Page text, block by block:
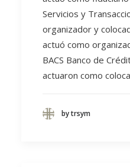
Servicios y
organizador y
actuó como
BACS Banco de
actuaron como
by trsym